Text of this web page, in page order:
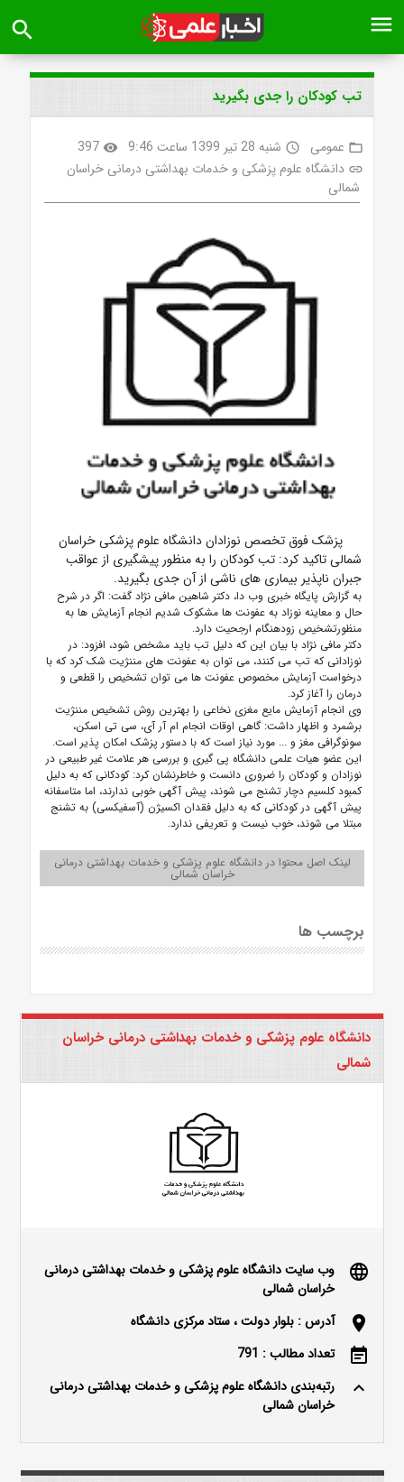
menu
search
تب کودکان را جدی بگیرید
folder_open عمومی access_time شنبه 28 تیر 1399 ساعت 9:46 visibility
397
link دانشگاه علوم پزشکی و خدمات بهداشتی درمانی خراسان
شمالی
پزشک فوق تخصص نوزادان دانشگاه علوم پزشکی خراسان
شمالی تاکید کرد: تب کودکان را به منظور پیشگیری از عواقب
جبران ناپذیر بیماری های ناشی از آن جدی بگیرید.
به گزارش پایگاه خبری وب دا، دکتر شاهین مافی نژاد گفت: اگر در شرح
حال و معاینه نوزاد به عفونت ها مشکوک شدیم انجام آزمایش ها به
منظورتشخیص زودهنگام ارجحیت دارد.
دکتر مافی نژاد با بیان این که دلیل تب باید مشخص شود، افزود: در
نوزادانی که تب می کنند، می توان به عفونت های مننژیت شک کرد که با
درخواست آزمایش مخصوص عفونت ها می توان تشخیص را قطعی و
درمان را آغاز کرد.
وی انجام آزمایش مایع مغزی نخاعی را بهترین روش تشخیص مننژیت
برشمرد و اظهار داشت: گاهی اوقات انجام ام آر آی، سی تی اسکن،
سونوگرافی مغز و ... مورد نیاز است که با دستور پزشک امکان پذیر است.
این عضو هیات علمی دانشگاه پی گیری و بررسی هر علامت غیر طبیعی در
نوزادان و کودکان را ضروری دانست و خاطرنشان کرد: کودکانی که به دلیل
کمبود کلسیم دچار تشنج می شوند، پیش آگهی خوبی ندارند، اما متاسفانه
پیش آگهی در کودکانی که به دلیل فقدان اکسیژن (آسفیکسی) به تشنج
مبتلا می شوند، خوب نیست و تعریفی ندارد.
لینک اصل محتوا در دانشگاه علوم پزشکی و خدمات بهداشتی درمانی
خراسان شمالی
برچسب ها
دانشگاه علوم پزشکی و خدمات بهداشتی درمانی خراسان
شمالی
language
وب سایت دانشگاه علوم پزشکی و خدمات بهداشتی درمانی
خراسان شمالی
location_on آدرس : بلوار دولت ، ستاد مرکزی دانشگاه
event_note تعداد مطالب : 791
keyboard_arrow_up
رتبه‌بندی دانشگاه علوم پزشکی و خدمات بهداشتی درمانی
خراسان شمالی